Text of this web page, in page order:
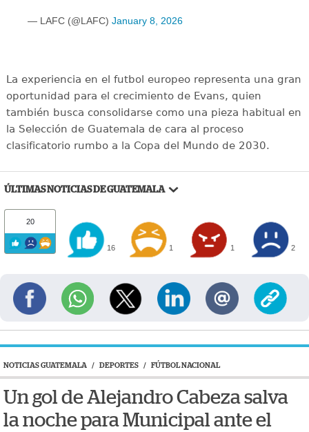
— LAFC (@LAFC) January 8, 2026
La experiencia en el futbol europeo representa una gran
oportunidad para el crecimiento de Evans, quien
también busca consolidarse como una pieza habitual en
la Selección de Guatemala de cara al proceso
clasificatorio rumbo a la Copa del Mundo de 2030.
ÚLTIMAS NOTICIAS DE GUATEMALA
20
16 1 1 2
NOTICIAS GUATEMALA / DEPORTES / FÚTBOL NACIONAL
Un gol de Alejandro Cabeza salva
la noche para Municipal ante el